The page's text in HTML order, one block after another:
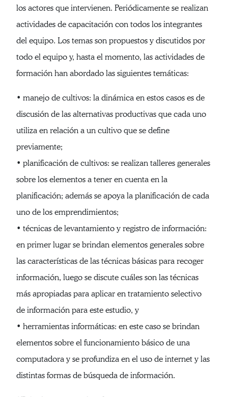
los actores que intervienen. Periódicamente se realizan
actividades de capacitación con todos los integrantes
del equipo. Los temas son propuestos y discutidos por
todo el equipo y, hasta el momento, las actividades de
formación han abordado las siguientes temáticas:
• manejo de cultivos: la dinámica en estos casos es de
discusión de las alternativas productivas que cada uno
utiliza en relación a un cultivo que se define
previamente;
• planificación de cultivos: se realizan talleres generales
sobre los elementos a tener en cuenta en la
planificación; además se apoya la planificación de cada
uno de los emprendimientos;
• técnicas de levantamiento y registro de información:
en primer lugar se brindan elementos generales sobre
las características de las técnicas básicas para recoger
información, luego se discute cuáles son las técnicas
más apropiadas para aplicar en tratamiento selectivo
de información para este estudio, y
• herramientas informáticas: en este caso se brindan
elementos sobre el funcionamiento básico de una
computadora y se profundiza en el uso de internet y las
distintas formas de búsqueda de información.